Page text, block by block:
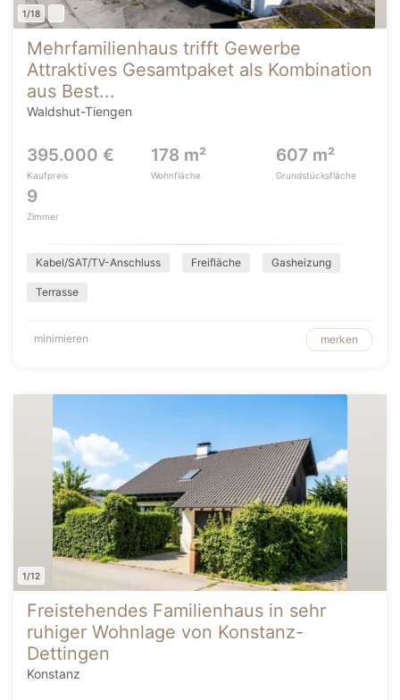
1/18
Mehrfamilienhaus trifft Gewerbe
Attraktives Gesamtpaket als Kombination
aus Best...
Waldshut-Tiengen
395.000 €
Kaufpreis
178 m²
Wohnfläche
607 m²
Grundstücksfläche
9
Zimmer
Kabel/SAT/TV-Anschluss Freifläche Gasheizung
Terrasse
minimieren merken
1/12
Freistehendes Familienhaus in sehr
ruhiger Wohnlage von Konstanz-
Dettingen
Konstanz